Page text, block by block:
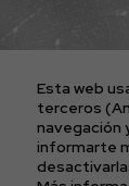
POLÍTICA DE
CONDICIONES
Esta web
terceros
navegación
informarte